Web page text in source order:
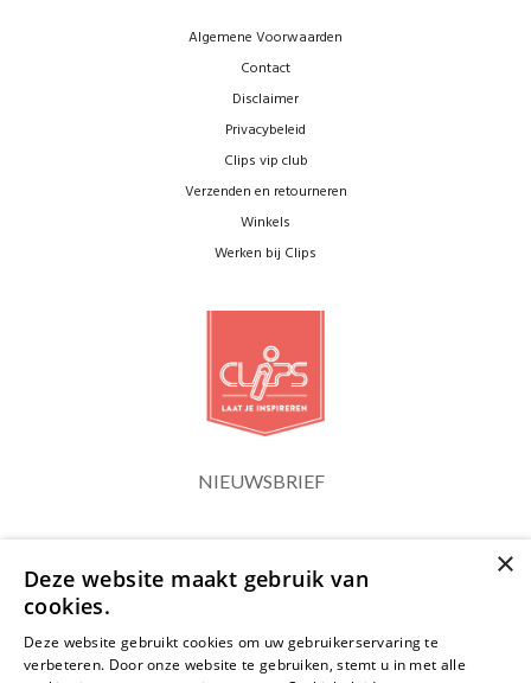
Algemene Voorwaarden
Contact
Disclaimer
Privacybeleid
Clips vip club
Verzenden en retourneren
Winkels
Werken bij Clips
NIEUWSBRIEF
×
Deze website maakt gebruik van
cookies.
Deze website gebruikt cookies om uw gebruikerservaring te
verbeteren. Door onze website te gebruiken, stemt u in met alle